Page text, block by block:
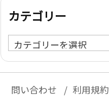
ブ
カテゴリー
カ
テ
問い合わせ 利用規約